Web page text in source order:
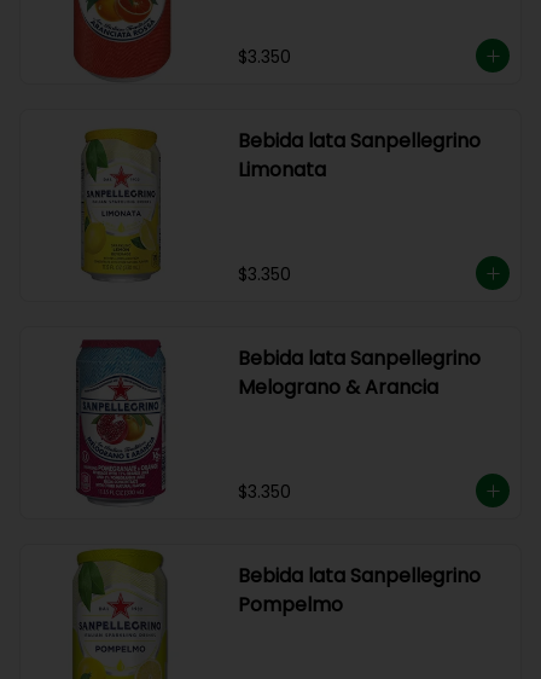
$3.350
Bebida lata Sanpellegrino
Limonata
$3.350
Bebida lata Sanpellegrino
Melograno & Arancia
$3.350
Bebida lata Sanpellegrino
Pompelmo